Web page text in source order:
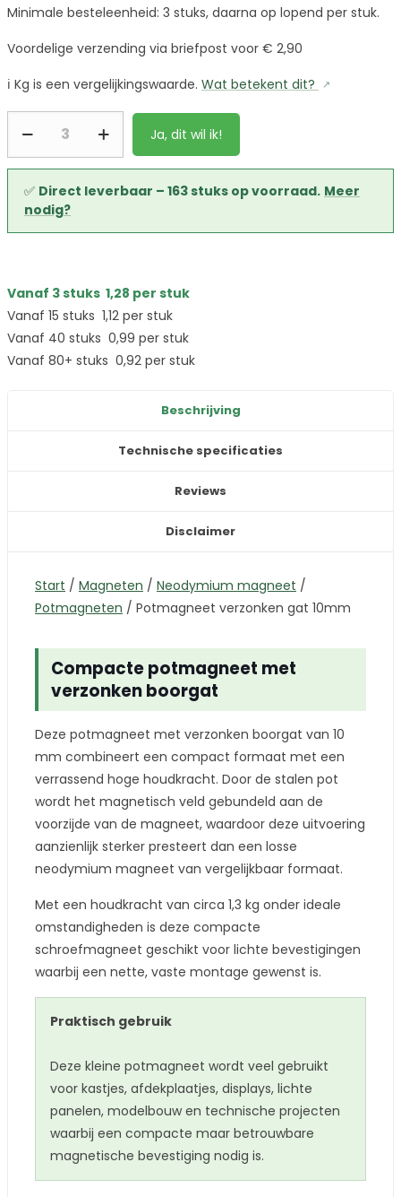
Minimale besteleenheid: 3 stuks, daarna op lopend per stuk.
Voordelige verzending via briefpost voor € 2,90
ℹ️ Kg is een vergelijkingswaarde. Wat betekent dit?
Ja, dit wil ik!
✅ Direct leverbaar – 163 stuks op voorraad. Meer
nodig?
Vanaf 3 stuks 1,28 per stuk
Vanaf 15 stuks 1,12 per stuk
Vanaf 40 stuks 0,99 per stuk
Vanaf 80+ stuks 0,92 per stuk
Beschrijving
Technische specificaties
Reviews
Disclaimer
Start / Magneten / Neodymium magneet /
Potmagneten / Potmagneet verzonken gat 10mm
Compacte potmagneet met
verzonken boorgat
Deze potmagneet met verzonken boorgat van 10
mm combineert een compact formaat met een
verrassend hoge houdkracht. Door de stalen pot
wordt het magnetisch veld gebundeld aan de
voorzijde van de magneet, waardoor deze uitvoering
aanzienlijk sterker presteert dan een losse
neodymium magneet van vergelijkbaar formaat.
Met een houdkracht van circa 1,3 kg onder ideale
omstandigheden is deze compacte
schroefmagneet geschikt voor lichte bevestigingen
waarbij een nette, vaste montage gewenst is.
Praktisch gebruik
Deze kleine potmagneet wordt veel gebruikt
voor kastjes, afdekplaatjes, displays, lichte
panelen, modelbouw en technische projecten
waarbij een compacte maar betrouwbare
magnetische bevestiging nodig is.